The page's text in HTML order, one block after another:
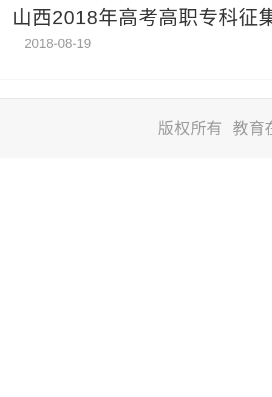
山西2018年高考高职专科征
2018-08-19
版权所有 教育